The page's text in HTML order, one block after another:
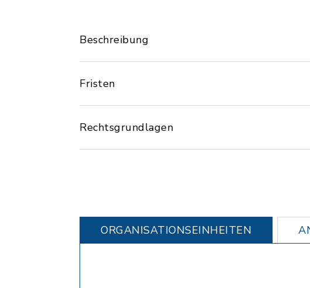
Beschreibung
Fristen
Rechtsgrundlagen
ORGANISATIONS­EINHEITEN